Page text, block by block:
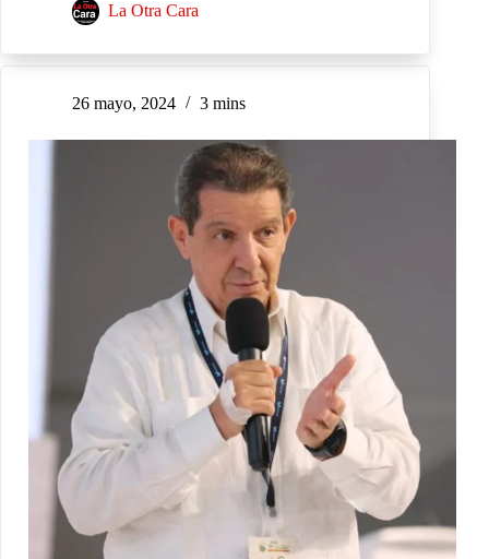
La Otra Cara
26 mayo, 2024 3 mins